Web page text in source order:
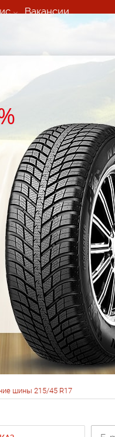
Вакансии
215/
шины 215/45 R17